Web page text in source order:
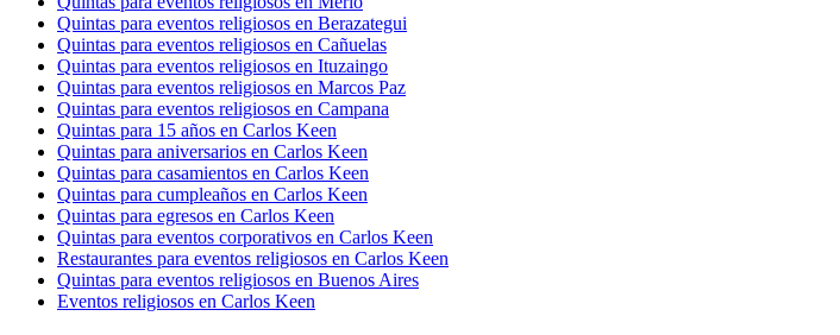
Quintas para eventos religiosos en Berazategui
Quintas para eventos religiosos en Cañuelas
Quintas para eventos religiosos en Ituzaingo
Quintas para eventos religiosos en Marcos Paz
Quintas para eventos religiosos en Campana
Quintas para 15 años en Carlos Keen
Quintas para aniversarios en Carlos Keen
Quintas para casamientos en Carlos Keen
Quintas para cumpleaños en Carlos Keen
Quintas para egresos en Carlos Keen
Quintas para eventos corporativos en Carlos Keen
Restaurantes para eventos religiosos en Carlos Keen
Quintas para eventos religiosos en Buenos Aires
Eventos religiosos en Carlos Keen